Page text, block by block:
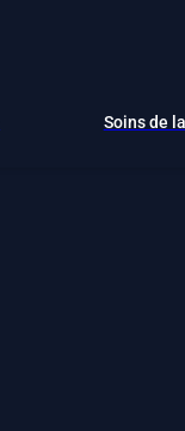
Soins de